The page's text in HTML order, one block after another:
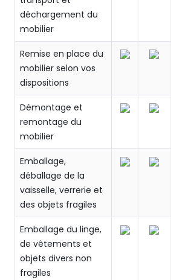
déchargement du
mobilier
Remise en place du
mobilier selon vos
dispositions
Démontage et
remontage du
mobilier
Emballage,
déballage de la
vaisselle, verrerie et
des objets fragiles
Emballage du linge,
de vêtements et
objets divers non
fragiles